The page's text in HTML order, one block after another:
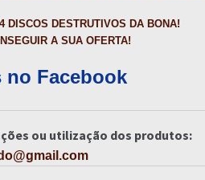
DISCOS DESTRUTIVOS DA BONA!
A SUA OFERTA!
no Facebook
ou utilização dos produtos: